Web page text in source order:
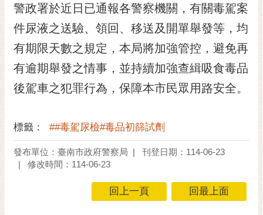
螢
光
花
泉
桐
花
站
導
警政署於近日已通報各警察機關，有關毒駕案
件尿液之送驗、領回、移送及開單舉發等，均
有期限天數之規定，本局將加強管控，避免再
有逾期舉發之情事，並持續加強查緝吸食毒品
後駕車之犯罪行為，保障本市民眾用路安全。
標籤： ##毒駕尿檢#毒品初篩試劑
發布單位：臺南市政府警察局
刊登日期：114-06-23
修改時間：114-06-23
回上一頁 回最上面